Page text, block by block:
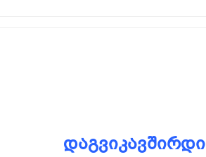
დაგვიკავშირდი